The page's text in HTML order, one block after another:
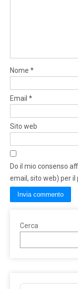
Nome *
Email *
Sito web
Do il mio consenso
email, sito web) per
Cerca